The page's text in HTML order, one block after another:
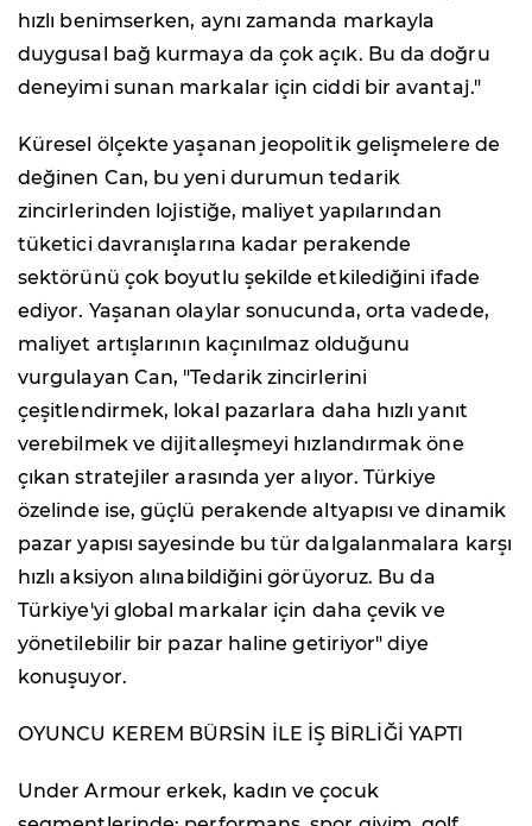
hızlı benimserken, aynı zamanda markayla
duygusal bağ kurmaya da çok açık. Bu da doğru
deneyimi sunan markalar için ciddi bir avantaj."
Küresel ölçekte yaşanan jeopolitik gelişmelere de
değinen Can, bu yeni durumun tedarik
zincirlerinden lojistiğe, maliyet yapılarından
tüketici davranışlarına kadar perakende
sektörünü çok boyutlu şekilde etkilediğini ifade
ediyor. Yaşanan olaylar sonucunda, orta vadede,
maliyet artışlarının kaçınılmaz olduğunu
vurgulayan Can, "Tedarik zincirlerini
çeşitlendirmek, lokal pazarlara daha hızlı yanıt
verebilmek ve dijitalleşmeyi hızlandırmak öne
çıkan stratejiler arasında yer alıyor. Türkiye
özelinde ise, güçlü perakende altyapısı ve dinamik
pazar yapısı sayesinde bu tür dalgalanmalara karşı
hızlı aksiyon alınabildiğini görüyoruz. Bu da
Türkiye'yi global markalar için daha çevik ve
yönetilebilir bir pazar haline getiriyor" diye
konuşuyor.
OYUNCU KEREM BÜRSİN İLE İŞ BİRLİĞİ YAPTI
Under Armour erkek, kadın ve çocuk